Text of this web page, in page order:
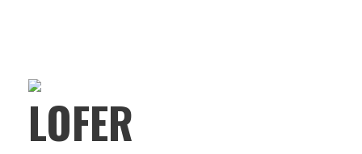
LOFER